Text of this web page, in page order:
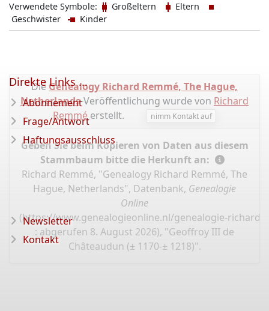
Verwendete Symbole:
Großeltern
Eltern
Geschwister
Kinder
Die Genealogy Richard Remmé, The Hague,
Netherlands-Veröffentlichung wurde von Richard
Remméerstellt. nimm Kontakt auf
Geben Sie beim Kopieren von Daten aus diesem
Stammbaum bitte die Herkunft an:
Richard Remmé, "Genealogy Richard Remmé, The
Hague, Netherlands", Datenbank, Genealogie
Online
(https://www.genealogieonline.nl/genealogie-richard-
: abgerufen 8. August 2026), "Geoffroy III de
Châteaudun (± 1170-± 1218)".
Direkte Links ...
Abonnement
Frage/Antwort
Haftungsausschluss
Newsletter
Kontakt